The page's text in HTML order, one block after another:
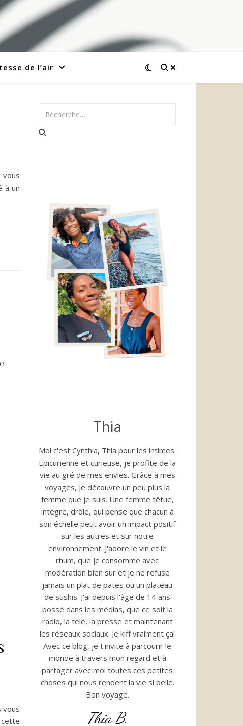
de l’air
à un
vous
Thia
Moi c'est Cynthia, Thia pour les intimes.
Epicurienne et curieuse, je profite de la
vie au gré de mes envies. Grâce à mes
voyages, je découvre un peu plus la
femme que je suis. Une femme têtue,
intègre, drôle, qui pense que chacun à
son échelle peut avoir un impact positif
sur les autres et sur notre
environnement. J'adore le vin et le
rhum, que je consomme avec
modération bien sur et je ne refuse
jamais un plat de pates ou un plateau
de sushis. J'ai depuis l'âge de 14 ans
bossé dans les médias, que ce soit la
radio, la télé, la presse et maintenant
les réseaux sociaux. Je kiff vraiment ça!
Avec ce blog, je t'invite à parcourir le
monde à travers mon regard et à
partager avec moi toutes ces petites
choses qui nous rendent la vie si belle.
Bon voyage.
Thia B.